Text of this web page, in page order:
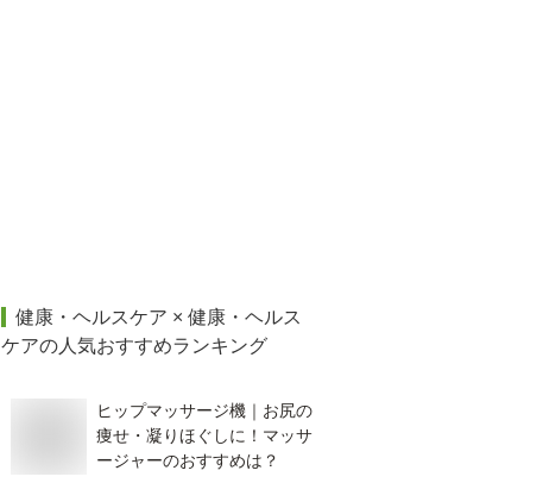
健康・ヘルスケア × 健康・ヘルス
ケアの人気おすすめランキング
ヒップマッサージ機｜お尻の
痩せ・凝りほぐしに！マッサ
ージャーのおすすめは？